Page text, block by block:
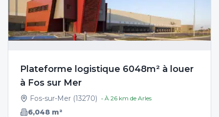
Plateforme logistique 6048m² à louer
à Fos sur Mer
Fos-sur-Mer (13270) • À 26 km de Arles
6,048 m²